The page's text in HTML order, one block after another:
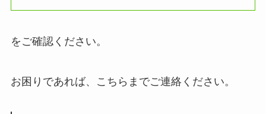
をご確認ください。
お困りであれば、こちらまでご連絡ください。